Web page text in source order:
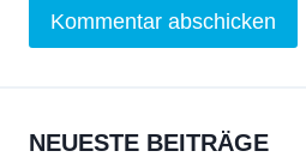
NEUESTE BEITRÄGE